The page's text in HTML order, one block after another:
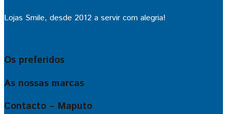
Lojas Smile, desde 2012 a servir com alegria!
Os preferidos
As nossas marcas
Contacto – Maputo